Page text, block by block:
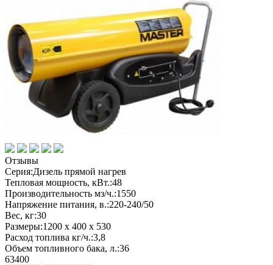
Отзывы
Серия:Дизель прямой нагрев
Тепловая мощность, кВт.:48
Производительность мз/ч.:1550
Напряжение питания, в.:220-240/50
Вес, кг:30
Размеры:1200 х 400 х 530
Расход топлива кг/ч.:3,8
Объем топливного бака, л.:36
63400